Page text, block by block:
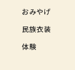
おみやげ
民族衣装
体験